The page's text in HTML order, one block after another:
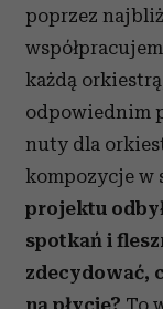
poprzez
każdą
odpowiednim
nuty dla
kompozycje w
projektu
spotkań i
zdecydować,
na płycie? To